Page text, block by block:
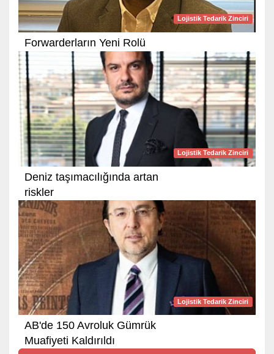
Lojistik Tedarik Zinciri
Forwarderların Yeni Rolü
Lojistik Tedarik Zinciri
Deniz taşımacılığında artan
riskler
Lojistik Tedarik Zinciri
AB'de 150 Avroluk Gümrük
Muafiyeti Kaldırıldı